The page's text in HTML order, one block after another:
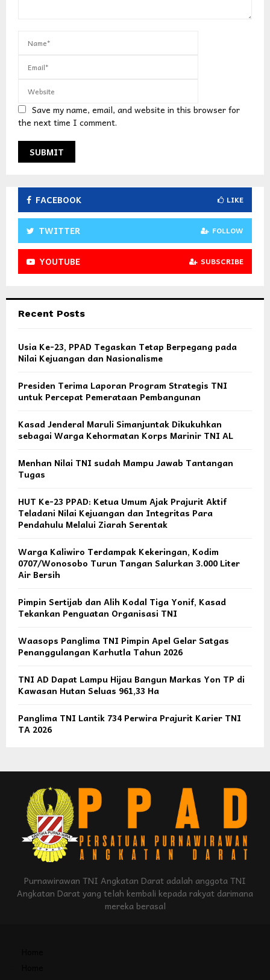
Save my name, email, and website in this browser for
the next time I comment.
FACEBOOK LIKE
TWITTER FOLLOW
YOUTUBE SUBSCRIBE
Recent Posts
Usia Ke-23, PPAD Tegaskan Tetap Berpegang pada
Nilai Kejuangan dan Nasionalisme
Presiden Terima Laporan Program Strategis TNI
untuk Percepat Pemerataan Pembangunan
Kasad Jenderal Maruli Simanjuntak Dikukuhkan
sebagai Warga Kehormatan Korps Marinir TNI AL
Menhan Nilai TNI sudah Mampu Jawab Tantangan
Tugas
HUT Ke-23 PPAD: Ketua Umum Ajak Prajurit Aktif
Teladani Nilai Kejuangan dan Integritas Para
Pendahulu Melalui Ziarah Serentak
Warga Kaliwiro Terdampak Kekeringan, Kodim
0707/Wonosobo Turun Tangan Salurkan 3.000 Liter
Air Bersih
Pimpin Sertijab dan Alih Kodal Tiga Yonif, Kasad
Tekankan Penguatan Organisasi TNI
Waasops Panglima TNI Pimpin Apel Gelar Satgas
Penanggulangan Karhutla Tahun 2026
TNI AD Dapat Lampu Hijau Bangun Markas Yon TP di
Kawasan Hutan Seluas 961,33 Ha
Panglima TNI Lantik 734 Perwira Prajurit Karier TNI
TA 2026
Purnawirawan TNI Angkatan Darat adalah anggota TNI
Angkatan Darat yang telah kembali kepada rakyat darimana
mereka berasal